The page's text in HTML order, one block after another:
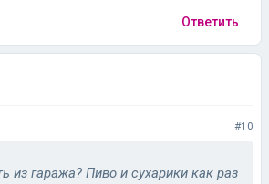
Ответить
#10
из гаража? Пиво и сухарики как раз